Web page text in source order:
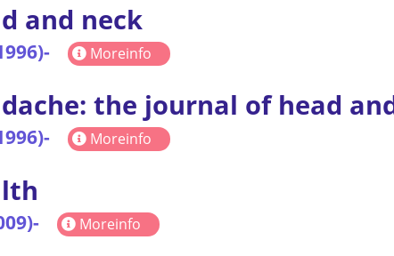
and neck
Moreinfo
the journal of head
Moreinfo
Moreinfo